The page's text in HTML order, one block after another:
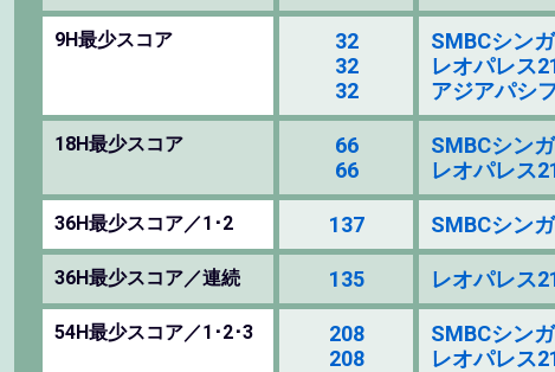
9H最少スコア
32
32
32
SMBCシン
レオパレス
アジアパシ
18H最少スコア
66
66
SMBCシン
レオパレス
36H最少スコア／1･2 137 SMBCシン
36H最少スコア／連続 135 レオパレス
54H最少スコア／1･2･3
208
208
SMBCシン
レオパレス